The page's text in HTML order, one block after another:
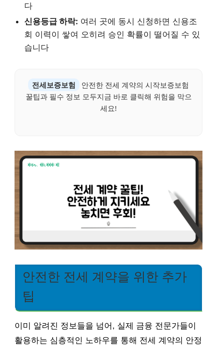
다
신용등급 하락: 여러 곳에 동시 신청하면 신용조
회 이력이 쌓여 오히려 승인 확률이 떨어질 수 있
습니다
전세보증보험
안전한 전세 계약의 시작보증보험
꿀팁과 필수 정보 모두지금 바로 클릭해 위험을 막으
세요!
안전한 전세 계약을 위한 추가
팁
이미 알려진 정보들을 넘어, 실제 금융 전문가들이
활용하는 심층적인 노하우를 통해 전세 계약의 안정